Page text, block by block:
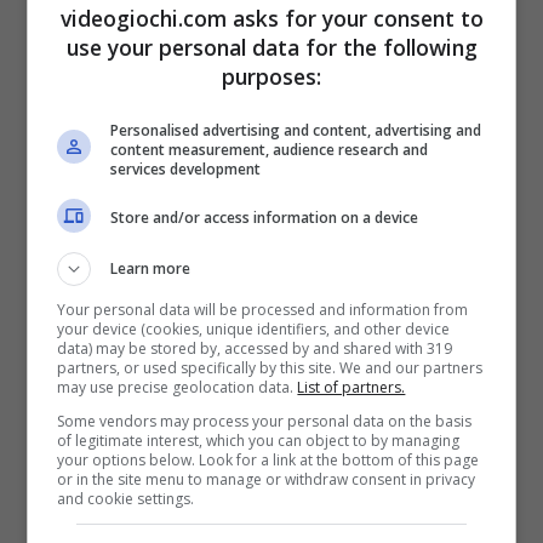
due dei videogiochi indie più particolari e
apprezzati degli ultimi anni scompariranno e
parlando diLimbo e Insider,due
meravigliose, tetre e potenti opere in 2D.
videogiochi.com asks for your consent to
use your personal data for the following
purposes:
Personalised advertising and content, advertising and
content measurement, audience research and
services development
Store and/or access information on a device
Learn more
Your personal data will be processed and information from
your device (cookies, unique identifiers, and other device
data) may be stored by, accessed by and shared with 319
partners, or used specifically by this site. We and our partners
may use precise geolocation data. List of partners.
Some vendors may process your personal data on the basis
of legitimate interest, which you can object to by managing
your options below. Look for a link at the bottom of this page
or in the site menu to manage or withdraw consent in privacy
and cookie settings.